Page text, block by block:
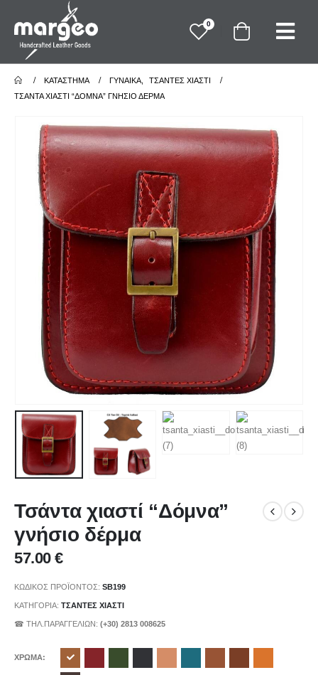
0
ΚΑΤΆΣΤΗΜΑ ΓΥΝΑΙΚΑ
ΤΣΑΝΤΕΣ ΧΙΑΣΤΙ
ΤΣΆΝΤΑ ΧΙΑΣΤΊ “ΔΌΜΝΑ” ΓΝΉΣΙΟ ΔΈΡΜΑ
Τσάντα χιαστί “Δόμνα”
γνήσιο δέρμα
57.00€
ΚΩΔΙΚΌΣ ΠΡΟΪΌΝΤΟΣ: SB199
ΚΑΤΗΓΟΡΊΑ: ΤΣΑΝΤΕΣ ΧΙΑΣΤΙ
☎ ΤΗΛ.ΠΑΡΑΓΓΕΛΙΩΝ: (+30) 2813 008625
ΧΡΩΜΑ